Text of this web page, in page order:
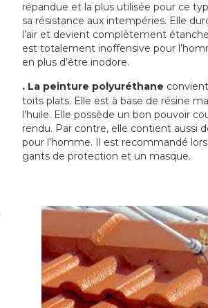
répandue et la plus utilisée pour ce
sa résistance aux intempéries. Elle
l’air et devient complètement
est totalement inoffensive pour
en plus d’être inodore.
. La peinture polyuréthane
toits plats. Elle est à base de résine
l’huile. Elle possède un bon pouvoir
rendu. Par contre, elle contient aussi
pour l’homme. Il est recommandé
gants de protection et un masque.